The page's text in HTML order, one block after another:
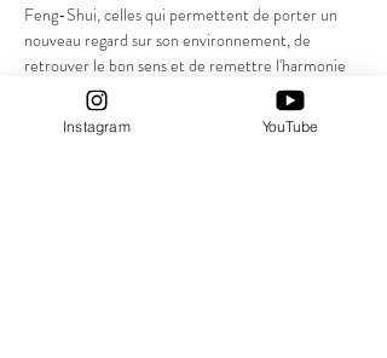
Feng-Shui, celles qui permettent de porter un
nouveau regard sur son environnement, de
retrouver le bon sens et de remettre l'harmonie
dans son quotidien.
Je vous donne RDV le mardi 21 mars à 14h à
l'Espace MandalaA à Tours centre
Instagram YouTube